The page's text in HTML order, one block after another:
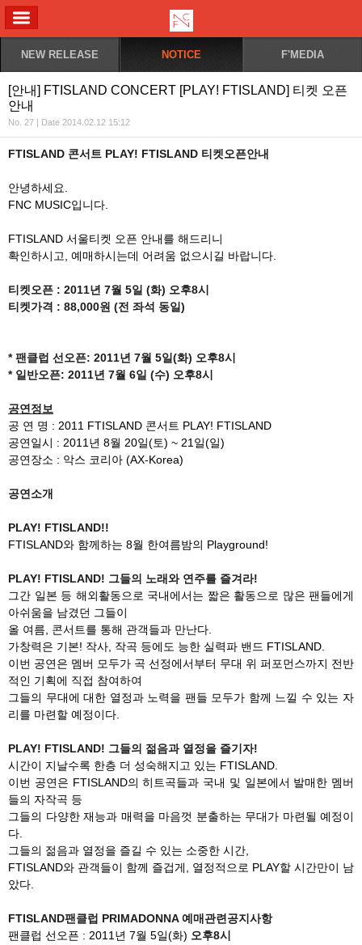
NEW RELEASE NOTICE F'MEDIA
[안내] FTISLAND CONCERT [PLAY! FTISLAND] 티켓 오픈
안내
No. 27 | Date 2014.02.12 15:12
FTISLAND 콘서트 PLAY! FTISLAND 티켓오픈안내
안녕하세요.
FNC MUSIC입니다.
FTISLAND 서울티켓 오픈 안내를 해드리니
확인하시고, 예매하시는데 어려움 없으시길 바랍니다.
티켓오픈 : 2011년 7월 5일 (화) 오후8시
티켓가격 : 88,000원 (전 좌석 동일)
* 팬클럽 선오픈: 2011년 7월 5일(화) 오후8시
* 일반오픈: 2011년 7월 6일 (수) 오후8시
공연정보
공 연 명 : 2011 FTISLAND 콘서트 PLAY! FTISLAND
공연일시 : 2011년 8월 20일(토) ~ 21일(일)
공연장소 : 악스 코리아 (AX-Korea)
공연소개
PLAY! FTISLAND!!
FTISLAND와 함께하는 8월 한여름밤의 Playground!
PLAY! FTISLAND! 그들의 노래와 연주를 즐겨라!
그간 일본 등 해외활동으로 국내에서는 짧은 활동으로 많은 팬들에게
아쉬움을 남겼던 그들이
올 여름, 콘서트를 통해 관객들과 만난다.
가창력은 기본! 작사, 작곡 등에도 능한 실력파 밴드 FTISLAND.
이번 공연은 멤버 모두가 곡 선정에서부터 무대 위 퍼포먼스까지 전반
적인 기획에 직접 참여하여
그들의 무대에 대한 열정과 노력을 팬들 모두가 함께 느낄 수 있는 자
리를 마련할 예정이다.
PLAY! FTISLAND! 그들의 젊음과 열정을 즐기자!
시간이 지날수록 한층 더 성숙해지고 있는 FTISLAND.
이번 공연은 FTISLAND의 히트곡들과 국내 및 일본에서 발매한 멤버
들의 자작곡 등
그들의 다양한 재능과 매력을 마음껏 분출하는 무대가 마련될 예정이
다.
그들의 젊음과 열정을 즐길 수 있는 소중한 시간,
FTISLAND와 관객들이 함께 즐겁게, 열정적으로 PLAY할 시간만이 남
았다.
FTISLAND팬클럽 PRIMADONNA 예매관련공지사항
팬클럽 선오픈 : 2011년 7월 5일(화) 오후8시